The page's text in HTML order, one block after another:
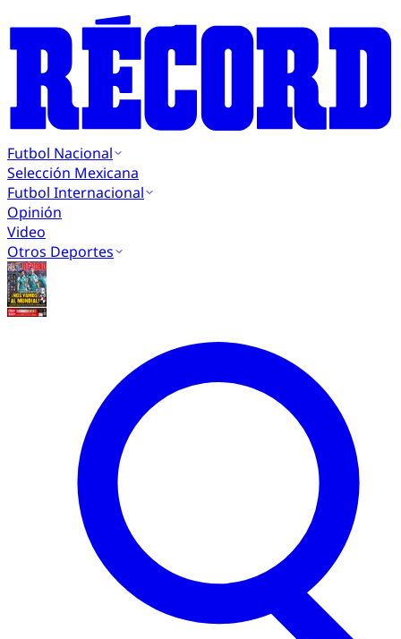
Futbol Nacional
Selección Mexicana
Futbol Internacional
Opinión
Video
Otros Deportes